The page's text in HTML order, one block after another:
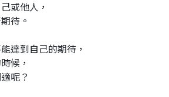
或他人，
待。
達到自己的期待，
候，
呢？